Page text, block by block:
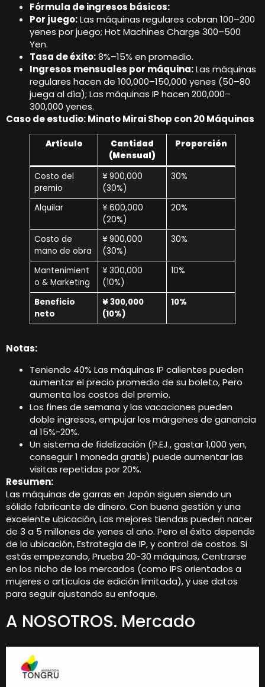
Fórmula de ingresos básicos:
Por juego:Las máquinas regulares cobran 100–200
yenes por juego; Hot Machines Charge 300–500
Yen.
Tasa de éxito:8%–15% en promedio.
Ingresos mensuales por máquina:Las máquinas
regulares hacen de 100,000–150,000 yenes (50–80
juega al día); Las máquinas IP hacen 200,000–
300,000 yenes.
Caso de estudio: Minato Mirai Shop con 20 Máquinas
Artículo
Cantidad
(Mensual)
Proporción
Costo del
premio
¥ 900,000
(30%)
30%
Alquilar
¥ 600,000
(20%)
20%
Costo de
mano de obra
¥ 900,000
(30%)
30%
Mantenimient
o & Marketing
¥ 300,000
(10%)
10%
Beneficio
neto
¥ 300,000
(10%)
10%
Notas:
Teniendo 40% Las máquinas IP calientes pueden
aumentar el precio promedio de su boleto, Pero
aumenta los costos del premio.
Los fines de semana y las vacaciones pueden
doble ingresos, empujar los márgenes de ganancia
al 15%-20%.
Un sistema de fidelización (P.EJ., gastar 1,000 yen,
conseguir 1 moneda gratis) puede aumentar las
visitas repetidas por 20%.
Resumen:
Las máquinas de garras en Japón siguen siendo un
sólido fabricante de dinero. Con buena gestión y una
excelente ubicación, Las mejores tiendas pueden nacer
de 3 a 5 millones de yenes al año. Pero el éxito depende
de la ubicación, Estrategia de IP, y control de costos. Si
estás empezando, Prueba 20-30 máquinas, Centrarse
en los nicho de los mercados (como IPS orientados a
mujeres o artículos de edición limitada), y use datos
para seguir ajustando su enfoque.
A NOSOTROS. Mercado